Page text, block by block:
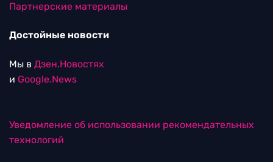
Партнерские материалы
Достойные новости
Мы в Дзен.Новостях
и Google.News
Уведомление об использовании рекомендательных
технологий